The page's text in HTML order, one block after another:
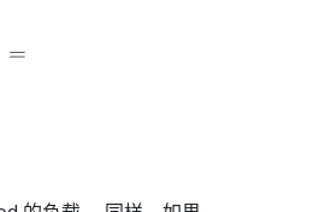
= ceil\left\lceil
=
(90/75) = 60